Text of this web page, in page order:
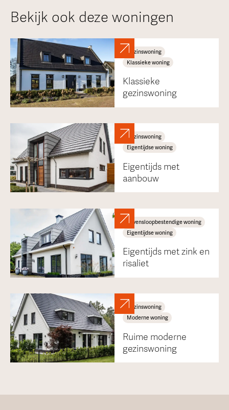
Bekijk ook deze woningen
Gezinswoning
Klassieke woning
Klassieke
gezinswoning
Gezinswoning
Eigentijdse woning
Eigentijds met
aanbouw
Levensloopbestendige woning
Eigentijdse woning
Eigentijds met zink en
risaliet
Gezinswoning
Moderne woning
Ruime moderne
gezinswoning